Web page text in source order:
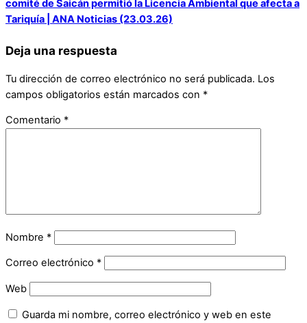
comité de Saicán permitió la Licencia Ambiental que afecta a
Tariquía | ANA Noticias (23.03.26)
Deja una respuesta
Tu dirección de correo electrónico no será publicada. Los
campos obligatorios están marcados con *
Comentario *
Nombre *
Correo electrónico *
Web
Guarda mi nombre, correo electrónico y web en este